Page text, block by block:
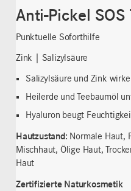
Anti-Pickel
Punktuelle Soforthilfe
Zink | Salizylsäure
Salizylsäure und Zink
Heilerde und Teebaumöl
Hyaluron beugt
Hautzustand: Normale Haut,
Mischhaut, Ölige Haut,
Haut
Zertifizierte Naturkosmetik